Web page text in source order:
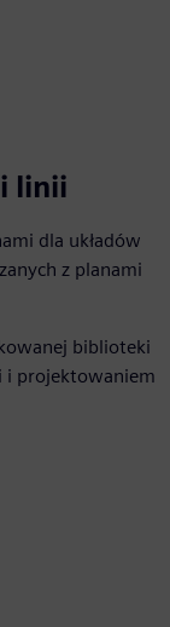
linii
dla układów
z planami
biblioteki
i projektowaniem